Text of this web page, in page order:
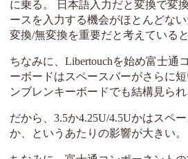
に乗る。 日本語入力だと変換で変
ースを入力する機会がほとんどな
変換/無変換を重要だと考えている
ちなみに、Libertouchを始め富士通
ーボードはスペースバーがさらに
ンブレンキーボードでも結構見られ
だから、3.5か4.25U/4.5Uかはスペ
か、というあたりの影響が大きい。